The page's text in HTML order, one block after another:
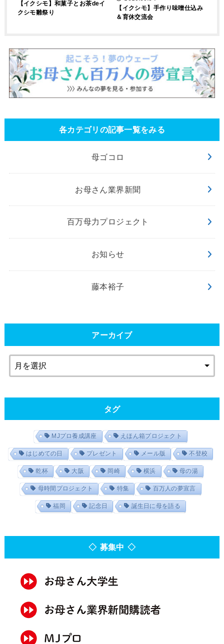
【イクシモ】和菓子とお茶deイ
クシモ雛祭り
【イクシモ】手作り味噌仕込み
＆育休交流会
各カテゴリの記事一覧をみる
母ゴコロ
お母さん業界新聞
百万母力プロジェクト
お知らせ
藤本裕子
アーカイブ
タグ
MJプロ養成講座 えほん箱プロジェクト
はじめての日 プレゼント メール版 不登校
乾杯 大阪 岡崎 横浜 母の湯
母時間プロジェクト 特集 百万人の夢宣言
福岡 記念日 誕生日に母を語る
◇ 募集中 ◇